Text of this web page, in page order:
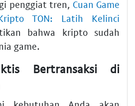
penggiat tren, Cuan Game
TON: Latih Kelinci
bahwa kripto sudah
game.
Bertransaksi di